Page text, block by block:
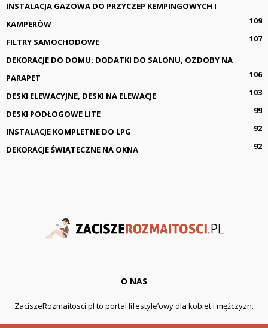
INSTALACJA GAZOWA DO PRZYCZEP KEMPINGOWYCH I
KAMPERÓW
109
FILTRY SAMOCHODOWE
107
DEKORACJE DO DOMU: DODATKI DO SALONU, OZDOBY NA
PARAPET
106
DESKI ELEWACYJNE, DESKI NA ELEWACJE
103
DESKI PODŁOGOWE LITE
99
INSTALACJE KOMPLETNE DO LPG
92
DEKORACJE ŚWIĄTECZNE NA OKNA
92
O NAS
ZaciszeRozmaitosci.pl to portal lifestyle’owy dla kobiet i mężczyzn.